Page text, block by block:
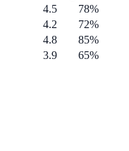
4.5
78%
4.2
72%
4.8
85%
3.9 65%